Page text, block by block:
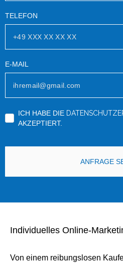
TELEFON
E-MAIL
ICH HABE DIE
AKZEPTIERT.
ANFRAGE
Individuelles Online-
Von einem reibungslosen